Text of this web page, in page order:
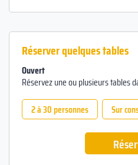
Réserver quelques tables
Ouvert
Réservez une ou plusieurs tables
2 à 30 personnes
Sur